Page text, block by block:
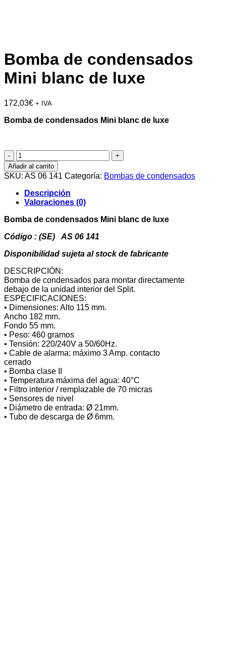
Bomba de condensados
Mini blanc de luxe
172,03€ + IVA
Bomba de condensados Mini blanc de luxe
Bomba
de
condensados
Mini
blanc
de
luxe
cantidad
Añadir al carrito
SKU: AS 06 141 Categoría: Bombas de condensados
Descripción
Valoraciones (0)
Bomba de condensados Mini blanc de luxe
Código : (SE) AS 06 141
Disponibilidad sujeta al stock de fabricante
DESCRIPCIÓN:
Bomba de condensados para montar directamente
debajo de la unidad interior del Split.
ESPECIFICACIONES:
• Dimensiones: Alto 115 mm.
Ancho 182 mm.
Fondo 55 mm.
• Peso: 460 gramos
• Tensión: 220/240V a 50/60Hz.
• Cable de alarma: máximo 3 Amp. contacto
cerrado
• Bomba clase II
• Temperatura máxima del agua: 40°C
• Filtro interior / remplazable de 70 micras
• Sensores de nivel
• Diámetro de entrada: Ø 21mm.
• Tubo de descarga de Ø 6mm.